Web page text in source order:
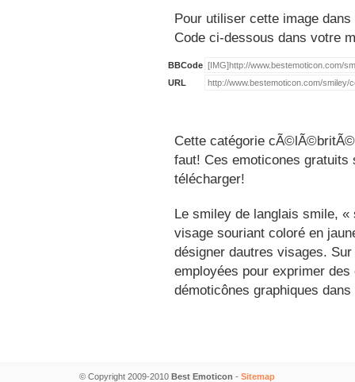
Pour utiliser cette image
Code ci-dessous dans votre
BBCode
URL
Cette catégorie
faut! Ces emoticones
télécharger!
Le smiley de langlais smile,
visage souriant coloré en
désigner dautres visages.
employées pour exprimer
démoticônes graphiques
© Copyright 2009-2010 Best Emoticon - Sitemap